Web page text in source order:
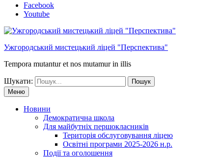
Faceboоk
Youtube
Ужгородський мистецький ліцей "Перспектива"
Tempora mutantur et nos mutamur in illis
Шукати:
Меню
Новини
Демократична школа
Для майбутніх першокласників
Територія обслуговування ліцею
Освітні програми 2025-2026 н.р.
Події та оголошення